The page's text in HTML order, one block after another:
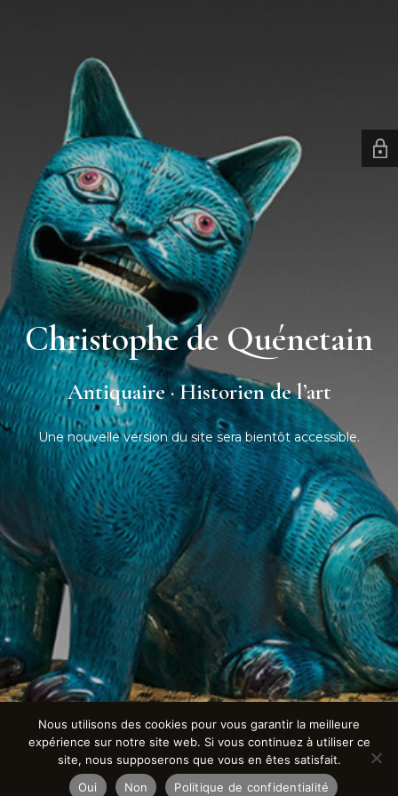
Christophe de Quénetain
Antiquaire · Historien de l’art
Une nouvelle version du site sera bientôt accessible.
Nous utilisons des cookies pour vous garantir la meilleure
expérience sur notre site web. Si vous continuez à utiliser ce
site, nous supposerons que vous en êtes satisfait.
Oui
Non Politique de confidentialité